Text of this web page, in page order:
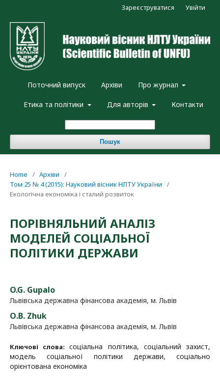
Поточний випуск Архіви Про журнал
Етика та політики Для авторів Контакти
Пошук
Зареєструватися Увійти
Home / Архіви
/
Том 25 № 4 (2015): Науковий вісник НЛТУ України
/
Екологічна економіка і сталий розвиток
ПОРІВНЯЛЬНИЙ АНАЛІЗ
МОДЕЛЕЙ СОЦІАЛЬНОЇ
ПОЛІТИКИ ДЕРЖАВИ
O.G. Gupalo
Львівська державна фінансова академія, м. Львів
О.B. Zhuk
Львівська державна фінансова академія, м. Львів
Ключові слова:соціальна політика, соціальний захист,
модель соціальної політики держави, соціально
орієнтована економіка